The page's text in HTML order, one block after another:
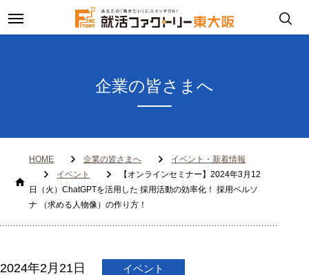
toggle
navigation
企業の皆さまへ
HOME 企業の皆さまへ
イベント・新着情報
イベント
【オンラインセミナー】2024年3月12
日（火）ChatGPTを活用した 採用活動の効率化！ 採用ペルソ
ナ （求める人物像）の作り方！
2024年2月21日 イベント